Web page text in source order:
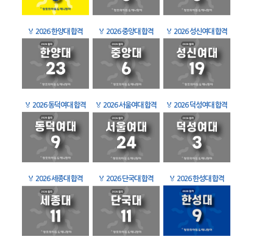
🏅 2026 한양대 합격 🏅 2026 중앙대 합격 🏅 2026 성신여대 합격
🏅 2026 동덕여대 합격 🏅 2026 서울여대 합격 🏅 2026 덕성여대 합격
🏅 2026 세종대 합격 🏅 2026 단국대 합격 🏅 2026 한성대 합격